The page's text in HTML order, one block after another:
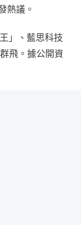
熱議。
」、藍思科技
飛。據公開資